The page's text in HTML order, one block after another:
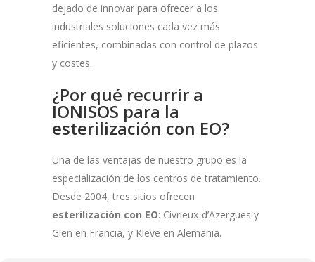
dejado de innovar para ofrecer a los
industriales soluciones cada vez más
eficientes, combinadas con control de plazos
y costes.
¿Por qué recurrir a
IONISOS para la
esterilización con EO?
Una de las ventajas de nuestro grupo es la
especialización de los centros de tratamiento.
Desde 2004, tres sitios ofrecen
esterilización con EO: Civrieux-d’Azergues y
Gien en Francia, y Kleve en Alemania.